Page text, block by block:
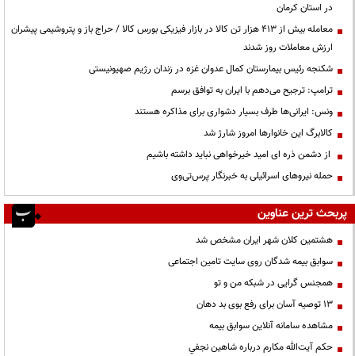
در استان کرمان
معامله بیش از ۴۱۳ هزار تن کالا در بازار فیزیکی بورس کالا / حراج باز و پتروشیمی پیشران
ارزش معاملات روز شدند
شکنجه رئیس بیمارستان کمال عدوان غزه در زندان رژیم صهیونیستی
ترامپ: ترجیح می‌دهم با ایران به توافق برسم
ونس: ایرانی‌ها طرف بسیار دشواری برای مذاکره هستند
کالابرگ این خانوارها امروز شارژ شد
از دشمن ذره ای امید خیرخواهی نباید داشته باشیم
حمله نیروهای اسرائیلی به خبرنگار پرس‌تی‌وی
پربحث ترین عناوین
هشتمین کلان شهر ایران مشخص شد
سوابق بیمه شدگان روی سایت تامین اجتماعی
همجنس گرایی در شبکه من و تو
13 توصیه آسان برای رفع بوی بد دهان
مشاهده سامانه آنلاين سوابق بیمه
حكم آيت‌الله مكارم درباره شاهين نجفي